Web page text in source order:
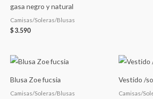
gasa negro y natural
Camisas/Soleras/Blusas
$3.590
Blusa Zoe fucsia
Camisas/Soleras/Blusas
Vestido /
Camisas/